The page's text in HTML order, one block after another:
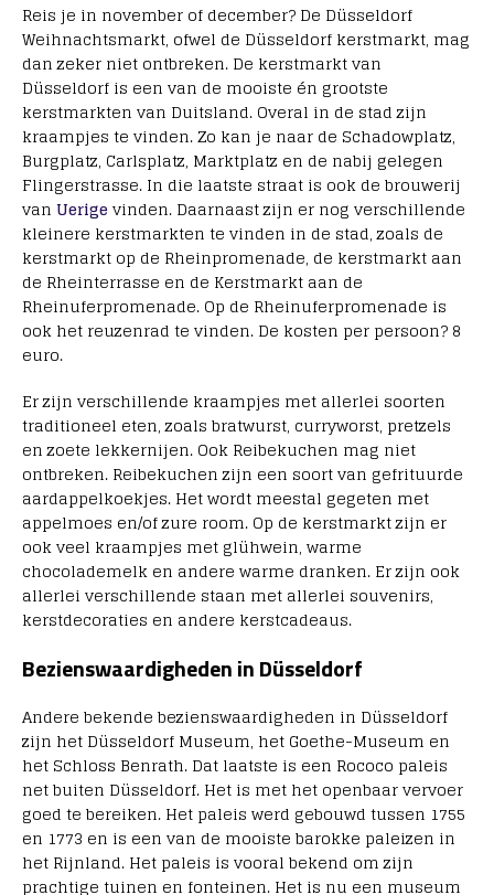
Reis je in november of december? De Düsseldorf
Weihnachtsmarkt, ofwel de Düsseldorf kerstmarkt, mag
dan zeker niet ontbreken. De kerstmarkt van
Düsseldorf is een van de mooiste én grootste
kerstmarkten van Duitsland. Overal in de stad zijn
kraampjes te vinden. Zo kan je naar de Schadowplatz,
Burgplatz, Carlsplatz, Marktplatz en de nabij gelegen
Flingerstrasse. In die laatste straat is ook de brouwerij
van Uerige vinden. Daarnaast zijn er nog verschillende
kleinere kerstmarkten te vinden in de stad, zoals de
kerstmarkt op de Rheinpromenade, de kerstmarkt aan
de Rheinterrasse en de Kerstmarkt aan de
Rheinuferpromenade. Op de Rheinuferpromenade is
ook het reuzenrad te vinden. De kosten per persoon? 8
euro.
Er zijn verschillende kraampjes met allerlei soorten
traditioneel eten, zoals bratwurst, curryworst, pretzels
en zoete lekkernijen. Ook Reibekuchen mag niet
ontbreken. Reibekuchen zijn een soort van gefrituurde
aardappelkoekjes. Het wordt meestal gegeten met
appelmoes en/of zure room. Op de kerstmarkt zijn er
ook veel kraampjes met glühwein, warme
chocolademelk en andere warme dranken. Er zijn ook
allerlei verschillende staan met allerlei souvenirs,
kerstdecoraties en andere kerstcadeaus.
Bezienswaardigheden in Düsseldorf
Andere bekende bezienswaardigheden in Düsseldorf
zijn het Düsseldorf Museum, het Goethe-Museum en
het Schloss Benrath. Dat laatste is een Rococo paleis
net buiten Düsseldorf. Het is met het openbaar vervoer
goed te bereiken. Het paleis werd gebouwd tussen 1755
en 1773 en is een van de mooiste barokke paleizen in
het Rijnland. Het paleis is vooral bekend om zijn
prachtige tuinen en fonteinen. Het is nu een museum